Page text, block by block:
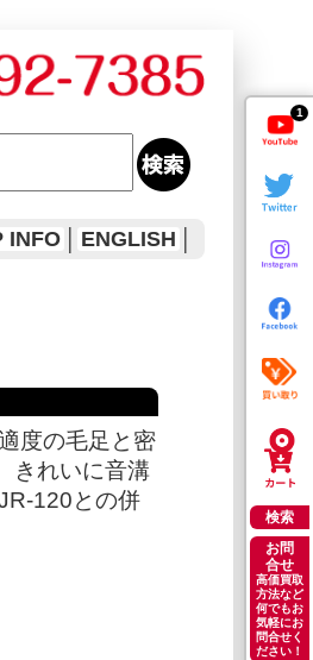
1
検索
お問
合せ
高価買取
方法など
何でもお
気軽にお
問合せく
ださい！
INFO ENGLISH
度の毛足と密
きれいに音溝
120との併